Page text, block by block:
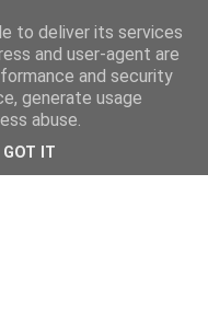
to deliver its services
and user-agent are
and security
generate usage
abuse.
GOT IT